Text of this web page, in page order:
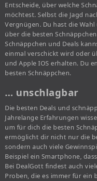
Entscheide, über welche
möchtest. Selbst die Jagd
Vergnügen. Du hast die
über die besten
Schnäppchen und Deals
einmal verschickt wird oder
und Apple IOS erhalten. Du
besten Schnäppchen.
… unschlagbar
Die besten Deals und
Jahrelange Erfahrungen
um für dich die besten
ermöglicht dir nicht nur die
sondern auch viele
Beispiel ein Smartphone,
Bei DealGott findest auch
Proben, die es immer für